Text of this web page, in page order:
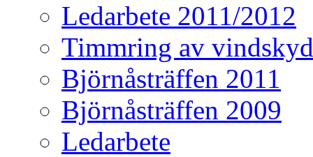
Ledarbete 2011/2012
Timmring av
Björnåsträffen 2011
Björnåsträffen 2009
Ledarbete